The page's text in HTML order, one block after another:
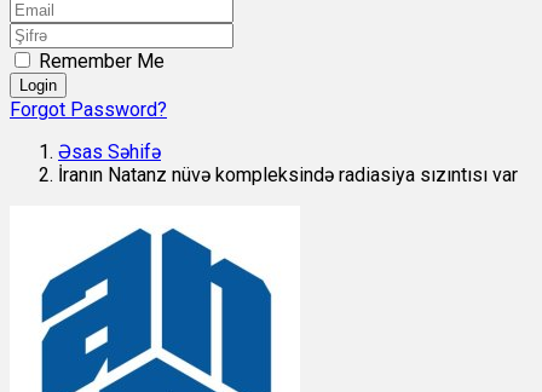
Remember Me
Login
Forgot Password?
Əsas Səhifə
İranın Natanz nüvə kompleksində radiasiya sızıntısı var